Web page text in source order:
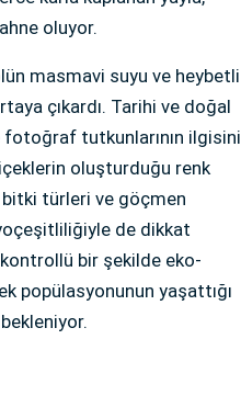
oluyor.
masmavi suyu ve heybetli
çıkardı. Tarihi ve doğal
tutkunlarının ilgisini
oluşturduğu renk
bitki türleri ve göçmen
de dikkat
kontrollü bir şekilde eko-
popülasyonunun yaşattığı